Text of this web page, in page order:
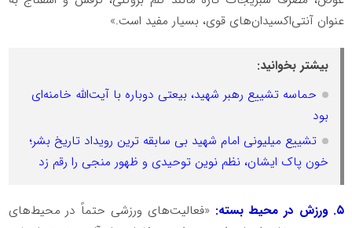
عنوان آنتی‌اکسیدان‌های قوی، بسیار مفید است.»
بیشتر بخوانید:
حماسه تشییع رهبر شهید، بیعتی دوباره با آیت‌الله خامنه‌ای
بود
تشییع میلیونی امام شهید بی سابقه ترین رویداد تاریخ بشر؛
خون پاک ایشان، نظم نوین توحیدی و ظهور منجی را رقم زد
۵. ورزش در محیط بسته:
«فعالیت‌های ورزشی حتماً در محیط‌های